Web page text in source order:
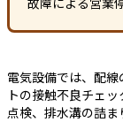
電気設備では、配
トの接触不良チェ
点検、排水溝の詰ま